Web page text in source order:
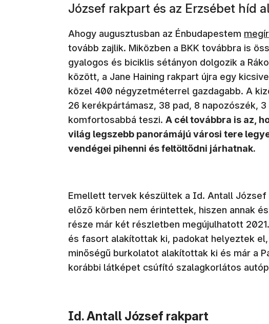
József rakpart és az Erzsébet híd
Ahogy augusztusban az Énbudapestem
tovább zajlik. Miközben a BKK továbbra is
gyalogos és biciklis sétányon dolgozik a
között, a Jane Haining rakpart újra egy
közel 400 négyzetméterrel gazdagabb. A
26 kerékpártámasz, 38 pad, 8 napozószék,
komfortosabbá teszi. A cél továbbra is az,
világ legszebb panorámájú városi tere
vendégei pihenni és feltöltődni járhatnak.
Emellett tervek készültek a Id. Antall József
előző körben nem érintettek, hiszen annak
része már két részletben megújulhatott
és fasort alakítottak ki, padokat helyeztek
minőségű burkolatot alakítottak ki és már a
korábbi látképet csúfító szalagkorlátos
Id. Antall József rakpart